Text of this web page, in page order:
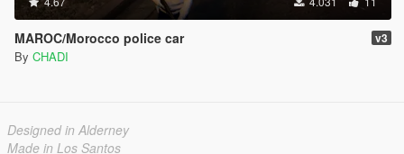
MAROC/Morocco police car v3
By CHADI
Designed in Alderney
Made in Los Santos